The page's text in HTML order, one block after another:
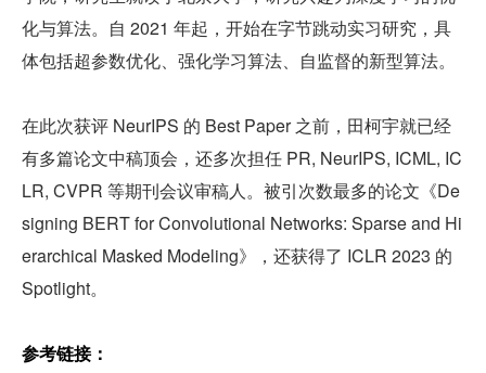
化与算法。自 2021 年起，开始在字节跳动实习研究，具
体包括超参数优化、强化学习算法、自监督的新型算法。
在此次获评 NeurIPS 的 Best Paper 之前，田柯宇就已经
有多篇论文中稿顶会，还多次担任 PR, NeurIPS, ICML, IC
LR, CVPR 等期刊会议审稿人。被引次数最多的论文《De
signing BERT for Convolutional Networks: Sparse and Hi
erarchical Masked Modeling》，还获得了 ICLR 2023 的
Spotlight。
参考链接：